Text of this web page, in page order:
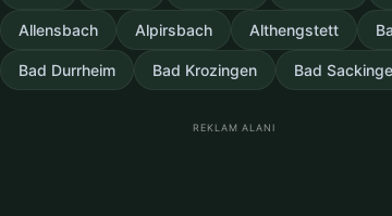
Allensbach Alpirsbach Althengstett
Bad Durrheim Bad Krozingen Bad
REKLAM ALANI